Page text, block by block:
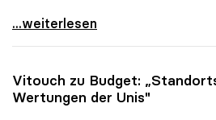
uniko-Präsident: „Wissenschaft
...weiterlesen
Vitouch zu Budget:
Wertungen der Unis"